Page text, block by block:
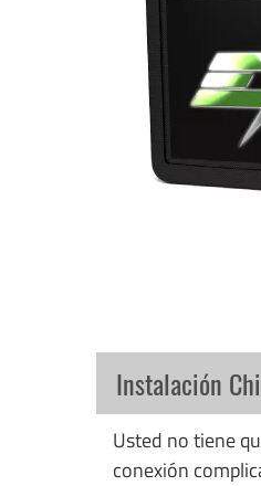
Instalación
Usted no tiene
conexión